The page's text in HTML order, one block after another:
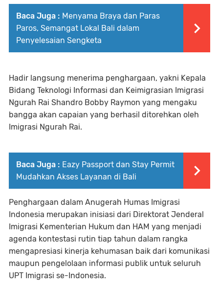
Baca Juga : Menyama Braya dan Paras
Paros, Semangat Lokal Bali dalam
Penyelesaian Sengketa
Hadir langsung menerima penghargaan, yakni Kepala
Bidang Teknologi Informasi dan Keimigrasian Imigrasi
Ngurah Rai Shandro Bobby Raymon yang mengaku
bangga akan capaian yang berhasil ditorehkan oleh
Imigrasi Ngurah Rai.
Baca Juga : Eazy Passport dan Stay Permit
Mudahkan Akses Layanan di Bali
Penghargaan dalam Anugerah Humas Imigrasi
Indonesia merupakan inisiasi dari Direktorat Jenderal
Imigrasi Kementerian Hukum dan HAM yang menjadi
agenda kontestasi rutin tiap tahun dalam rangka
mengapresiasi kinerja kehumasan baik dari komunikasi
maupun pengelolaan informasi publik untuk seluruh
UPT Imigrasi se-Indonesia.